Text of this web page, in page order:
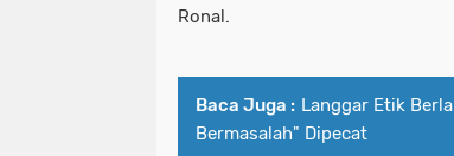
Ronal.
Baca Juga : Langgar Etik
Bermasalah" Dipecat ‎